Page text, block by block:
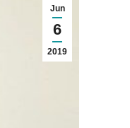
Jun
6
2019